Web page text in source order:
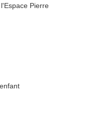
Pierre